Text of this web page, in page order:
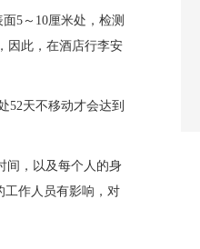
5～10厘米处，检测
因此，在酒店行李安
52天不移动才会达到
间，以及每个人的身
工作人员有影响，对